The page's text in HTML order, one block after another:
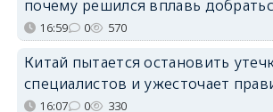
почему решился вплавь
16:59 0 570
Китай пытается остановить
специалистов и ужесточает
16:07 0 330